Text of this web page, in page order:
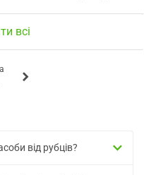
всі
від рубців?